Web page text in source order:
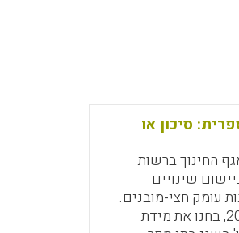
סיכון או
החינוך ברשות
שינויים
עומק חצי-מובנים.
הראיונות, שנערכו בשנים 2021-2019, בחנו את מידת